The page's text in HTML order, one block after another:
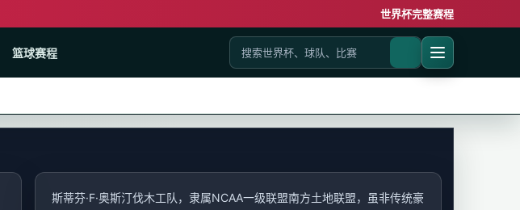
世界杯完整赛程
篮球赛程
斯蒂芬·F·奥斯汀伐木工队，隶属NCAA一级联盟南方土地联盟，虽非传统豪